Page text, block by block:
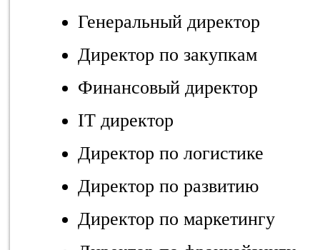
Генеральный директор
Директор по закупкам
Финансовый директор
IT директор
Директор по логистике
Директор по развитию
Директор по маркетингу